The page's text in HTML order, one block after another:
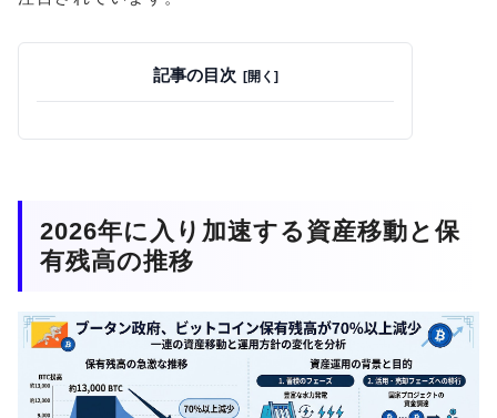
記事の目次
2026年に入り加速する資産移動と保
有残高の推移